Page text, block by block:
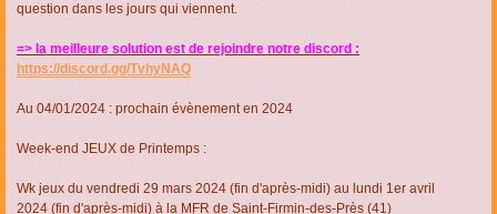
question dans les jours qui viennent.
=> la meilleure solution est de rejoindre notre discord :
https://discord.gg/TvhyNAQ
Au 04/01/2024 : prochain évènement en 2024
Week-end JEUX de Printemps :
Wk jeux du vendredi 29 mars 2024 (fin d'après-midi) au lundi 1er avril
2024 (fin d'après-midi) à la MFR de Saint-Firmin-des-Près (41)